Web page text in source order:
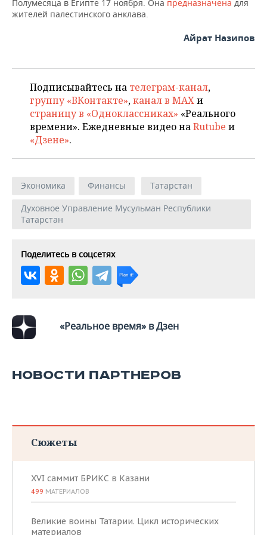
Полумесяца в Египте 17 ноября. Она предназначена для
жителей палестинского анклава.
Айрат Назипов
Подписывайтесь на телеграм-канал,
группу «ВКонтакте»,канал в MAXи
страницу в «Одноклассниках» «Реального
времени». Ежедневные видео наRutube и
«Дзене».
Экономика Финансы
Татарстан
Духовное Управление Мусульман Республики
Татарстан
Поделитесь в соцсетях
«Реальное время» в Дзен
НОВОСТИ ПАРТНЕРОВ
Сюжеты
XVI саммит БРИКС в Казани
499 МАТЕРИАЛОВ
Великие воины Татарии. Цикл исторических
материалов